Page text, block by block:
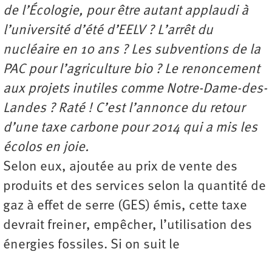
de l’Écologie, pour être autant applaudi à
l’université d’été d’EELV ? L’arrêt du
nucléaire en 10 ans ? Les subventions de la
PAC pour l’agriculture bio ? Le renoncement
aux projets inutiles comme Notre-Dame-des-
Landes ? Raté ! C’est l’annonce du retour
d’une taxe carbone pour 2014 qui a mis les
écolos en joie.
Selon eux, ajoutée au prix de vente des
produits et des services selon la quantité de
gaz à effet de serre (GES) émis, cette taxe
devrait freiner, empêcher, l’utilisation des
énergies fossiles. Si on suit le